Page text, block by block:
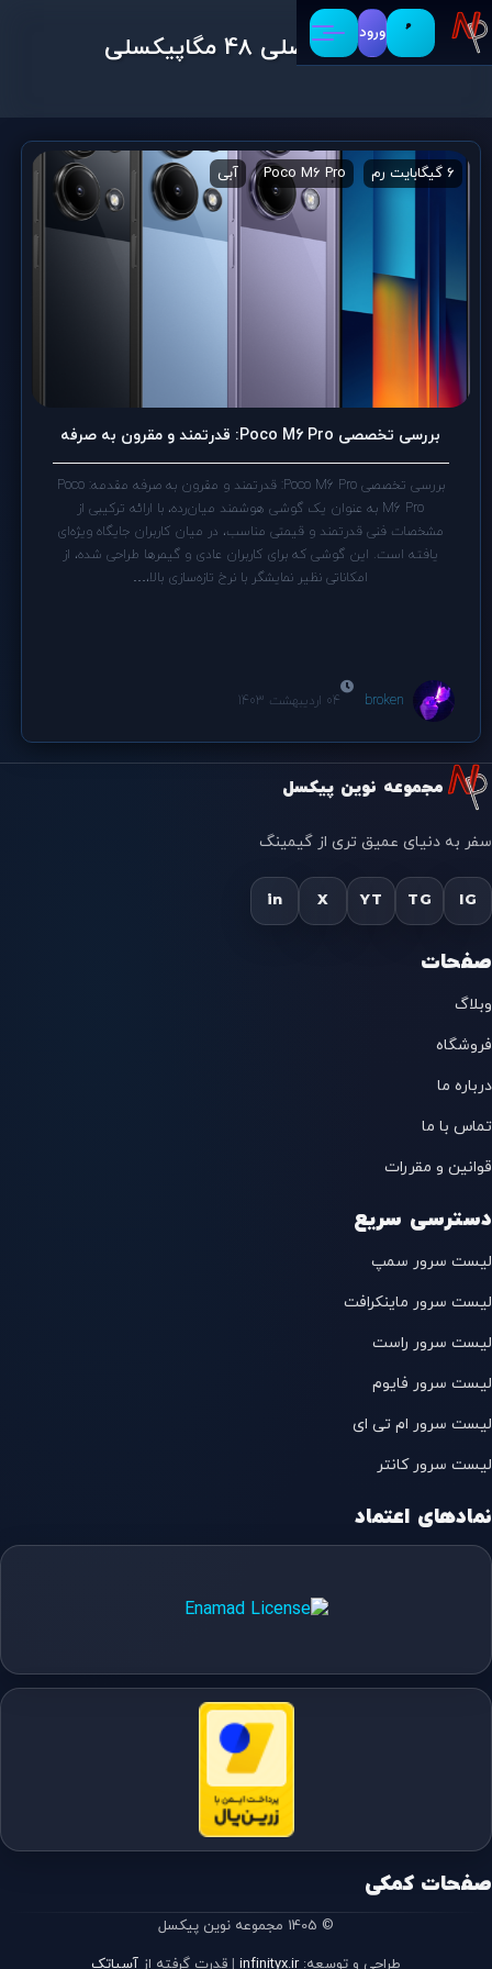
ورود
دوربین اصلی 48 مگاپیکسلی
6 گیگابایت رم Poco M6 Pro آبی اجرای سنگین‌ترین برنامه‌ها و
بررسی تخصصی Poco M6 Pro: قدرتمند و مقرون به صرفه
بررسی تخصصی Poco M6 Pro: قدرتمند و مقرون به صرفه مقدمه: Poco
M6 Pro به عنوان یک گوشی هوشمند میان‌رده، با ارائه ترکیبی از
مشخصات فنی قدرتمند و قیمتی مناسب، در میان کاربران جایگاه ویژه‌ای
یافته است. این گوشی که برای کاربران عادی و گیمرها طراحی شده، از
امکاناتی نظیر نمایشگر با نرخ تازه‌سازی بالا،…
broken 04 اردیبهشت 1403
مجموعه نوین پیکسل
سفر به دنیای عمیق تری از گیمینگ
IG
TG
YT
X
in
صفحات
وبلاگ
فروشگاه
درباره ما
تماس با ما
قوانین و مقررات
دسترسی سریع
لیست سرور سمپ
لیست سرور ماینکرافت
لیست سرور راست
لیست سرور فایوم
لیست سرور ام تی ای
لیست سرور کانتر
نمادهای اعتماد
صفحات کمکی
© 1405 مجموعه نوین پیکسل